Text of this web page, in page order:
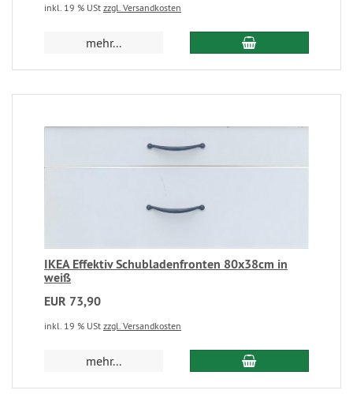
inkl. 19 % USt zzgl. Versandkosten
mehr...
IKEA Effektiv Schubladenfronten 80x38cm in
weiß
EUR 73,90
inkl. 19 % USt zzgl. Versandkosten
mehr...